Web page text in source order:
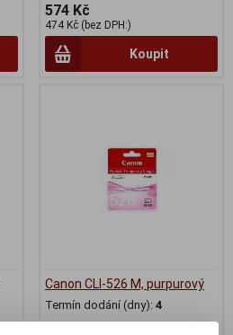
574 Kč
474 Kč (bez DPH:)
Koupit
Canon CLI-526 M, purpurový
Termín dodání (dny): 4